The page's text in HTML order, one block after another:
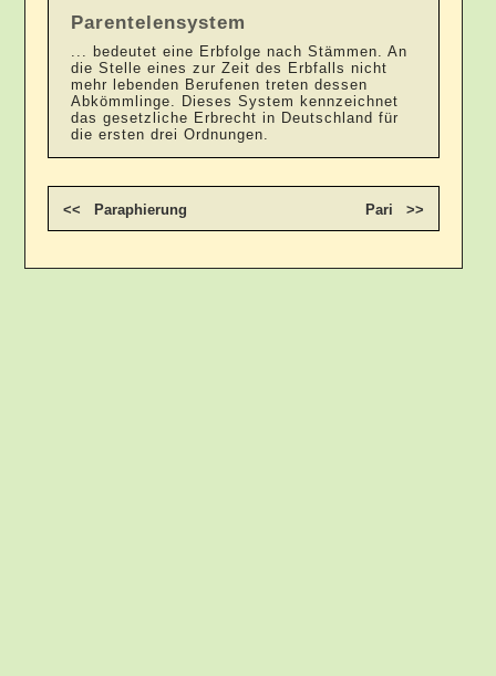
Parentelensystem
... bedeutet eine Erbfolge nach Stämmen. An
die Stelle eines zur Zeit des Erbfalls nicht
mehr lebenden Berufenen treten dessen
Abkömmlinge. Dieses System kennzeichnet
das gesetzliche Erbrecht in Deutschland für
die ersten drei Ordnungen.
<< Paraphierung Pari >>